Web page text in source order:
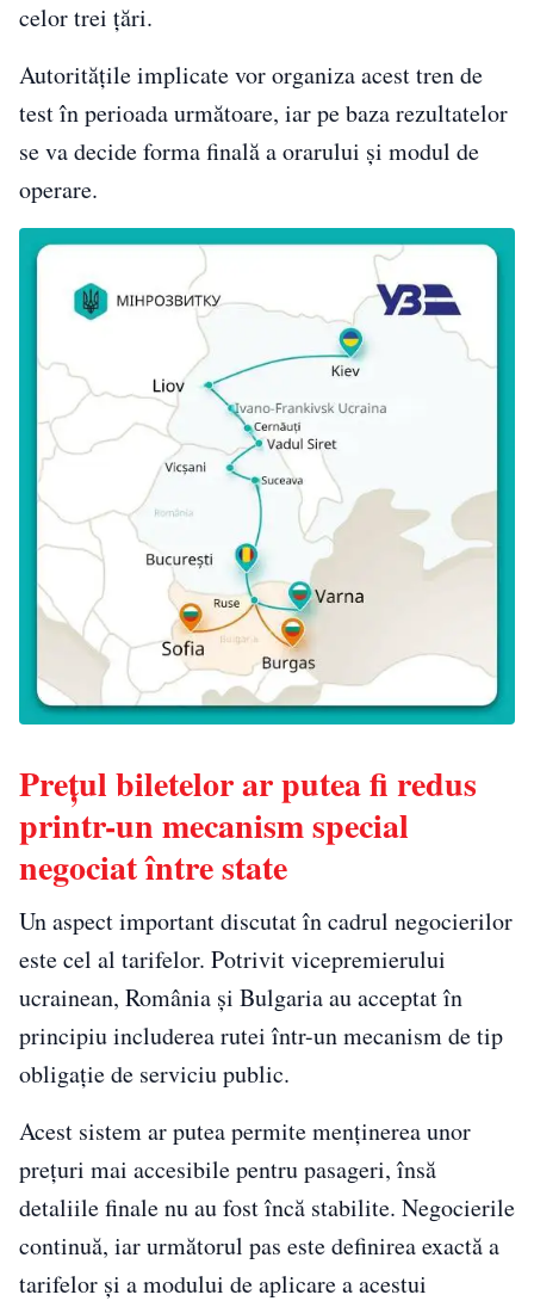
celor trei țări.
Autoritățile implicate vor organiza acest tren de
test în perioada următoare, iar pe baza rezultatelor
se va decide forma finală a orarului și modul de
operare.
Prețul biletelor ar putea fi redus
printr-un mecanism special
negociat între state
Un aspect important discutat în cadrul negocierilor
este cel al tarifelor. Potrivit vicepremierului
ucrainean, România și Bulgaria au acceptat în
principiu includerea rutei într-un mecanism de tip
obligație de serviciu public.
Acest sistem ar putea permite menținerea unor
prețuri mai accesibile pentru pasageri, însă
detaliile finale nu au fost încă stabilite. Negocierile
continuă, iar următorul pas este definirea exactă a
tarifelor și a modului de aplicare a acestui